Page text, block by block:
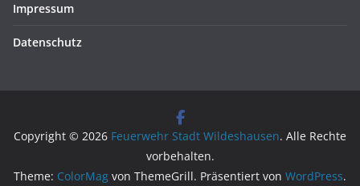
Impressum
Datenschutz
Copyright © 2026 Feuerwehr Stadt Wildeshausen. Alle Rechte
vorbehalten.
Theme: ColorMag von ThemeGrill. Präsentiert von WordPress.